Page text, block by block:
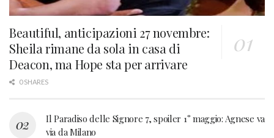
Beautiful, anticipazioni 27 novembre:
Sheila rimane da sola in casa di
Deacon, ma Hope sta per arrivare
0 SHARES
Il Paradiso delle Signore 7, spoiler 1° maggio: Agnese va
via da Milano